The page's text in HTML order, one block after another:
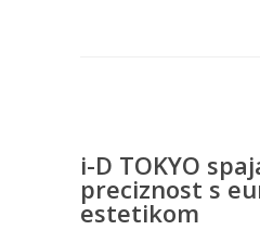
i-D TOKYO
preciznost s
estetikom